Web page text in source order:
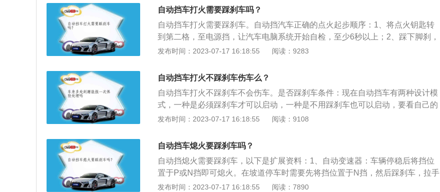
和齿轮传动系统配合根据汽车速度、发动机转速、动力负荷自动进行升降挡位，
液压控制装置根据节气门开度和自动调节变速器油量控制换挡时机。自动挡驾驶
的注意事项：下坡途中不可以N挡滑行：汽车的N挡滑行并不能省油，在某些特定
的情境下，空挡滑行不仅不能省油，还更加费油，同时会对汽车的变速箱造成磨
损。汽车没停稳不可以倒车：在汽车还没停稳的时候，进行倒车，对汽车的变速
挡汽车进行拖车时，一定要挂N挡，松手刹，保持车距，才可以进行拖车。
自动挡车打火需要踩刹车吗？
自动挡车打火需要踩刹车。自动挡汽车正确的点火起步顺序：1、将点火钥匙转
到第二格，至电源挡，让汽车电脑系统开始自检，至少6秒以上；2、踩下脚刹，
将挡位从P挡拉到N挡；3、松开脚刹，将点火钥匙转到点火挡启动发动机；4、
遛，可先将挡位先拉到到D挡，再慢慢松开手刹；6、缓慢放开脚刹，平稳起步；
7、根据路况，平稳踩踏油门加油，就可以安全上路了。
发布时间：2023-07-17 16:18:55 阅读：9283
自动挡车打火不踩刹车伤车么？
自动挡车打火不踩刹车不会伤车。是否踩刹车条件：现在自动挡车有两种设计模
式，一种是必须踩刹车才可以启动，一种是不用踩刹车也可以启动，要看自己的
实际车型。一般，大部分自动挡车启动时不需要踩刹车，除非挂在N档而且没有
一定要踩住刹车才行，要养成这种习惯。自动挡工作原理是，当在P档打着火
时，不管进入那个档位都要踩刹车，如果不踩刹车的档位杆式推不动，这里设置
有一个安全的锁止机构。
发布时间：2023-07-17 16:18:55 阅读：9108
自动挡车熄火要踩刹车吗？
自动挡熄火需要踩刹车，以下是扩展资料：1、自动变速器：车辆停稳后将挡位
置于P或N挡即可熄火。在坡道停车时需要先将挡位置于N挡，然后踩刹车，拉手
刹，等待车辆停稳，再将挡位挂到P挡位，松开脚刹，最后熄火。自动变速器在
发布时间：2023-07-17 16:18:55 阅读：7890